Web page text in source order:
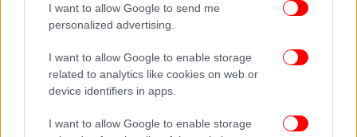
I want to allow Google to send me
personalized advertising.
I want to allow Google to enable storage
related to analytics like cookies on web or
device identifiers in apps.
I want to allow Google to enable storage